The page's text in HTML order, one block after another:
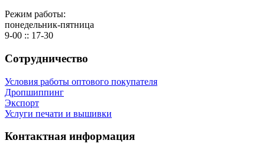
Режим работы:
понедельник-пятница
9-00 :: 17-30
Сотрудничество
Условия работы оптового покупателя
Дропшиппинг
Экспорт
Услуги печати и вышивки
Контактная информация